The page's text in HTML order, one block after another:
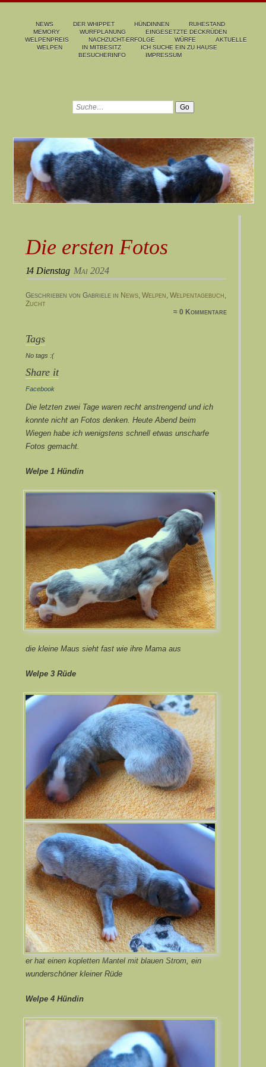
NEWS DER WHIPPET HÜNDINNEN
RUHESTAND
MEMORY
WURFPLANUNG
EINGESETZTE DECKRÜDEN
WELPENPREIS
NACHZUCHT-ERFOLGE WÜRFE
AKTUELLE
WELPEN
IN MITBESITZ
ICH SUCHE EIN ZU HAUSE
BESUCHERINFO
IMPRESSUM
Die ersten Fotos
14 Dienstag Mai 2024
Geschrieben von Gabriele in News, Welpen, Welpentagebuch,
Zucht
≈ 0 Kommentare
Tags
No tags :(
Share it
Facebook
Die letzten zwei Tage waren recht anstrengend und ich
konnte nicht an Fotos denken. Heute Abend beim
Wiegen habe ich wenigstens schnell etwas unscharfe
Fotos gemacht.
Welpe 1 Hündin
die kleine Maus sieht fast wie ihre Mama aus
Welpe 3 Rüde
er hat einen kopletten Mantel mit blauen Strom, ein
wunderschöner kleiner Rüde
Welpe 4 Hündin